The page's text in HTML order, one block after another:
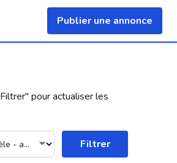
Publier une annonce
Filtrer" pour actualiser les
Filtrer